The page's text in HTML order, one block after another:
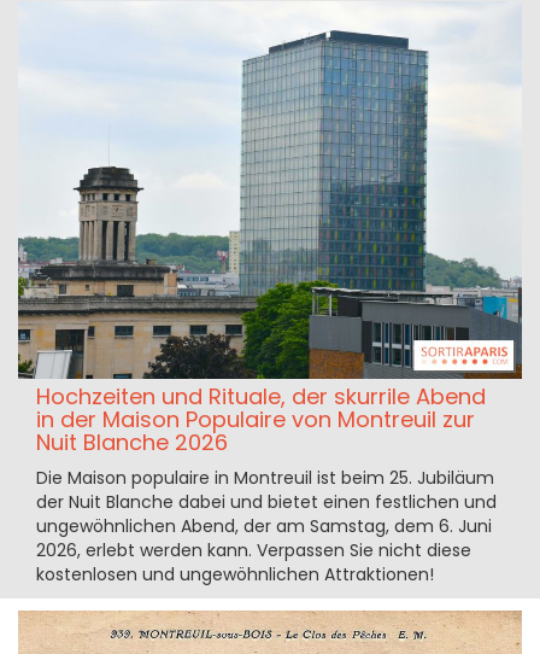
Hochzeiten und Rituale, der skurrile Abend
in der Maison Populaire von Montreuil zur
Nuit Blanche 2026
Die Maison populaire in Montreuil ist beim 25. Jubiläum
der Nuit Blanche dabei und bietet einen festlichen und
ungewöhnlichen Abend, der am Samstag, dem 6. Juni
2026, erlebt werden kann. Verpassen Sie nicht diese
kostenlosen und ungewöhnlichen Attraktionen!